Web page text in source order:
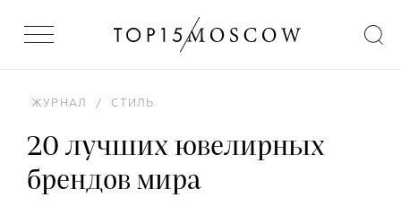
ЖУРНАЛ / СТИЛЬ
20 лучших ювелирных
брендов мира